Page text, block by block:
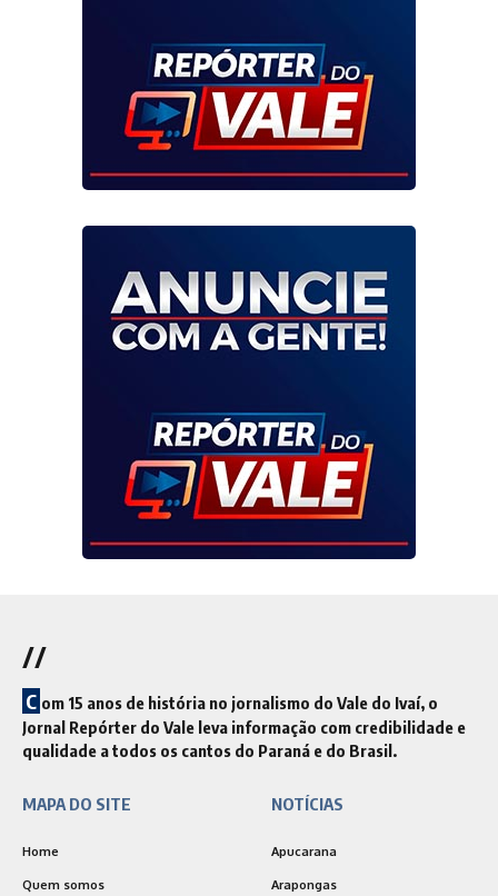
//
C om 15 anos de história no jornalismo do Vale do Ivaí, o
Jornal Repórter do Vale leva informação com credibilidade e
qualidade a todos os cantos do Paraná e do Brasil.
MAPA DO SITE
Home
Quem somos
NOTÍCIAS
Apucarana
Arapongas